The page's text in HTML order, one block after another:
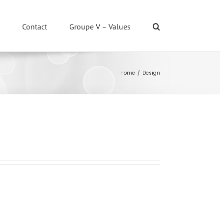
Contact Groupe V – Values
Home / Design